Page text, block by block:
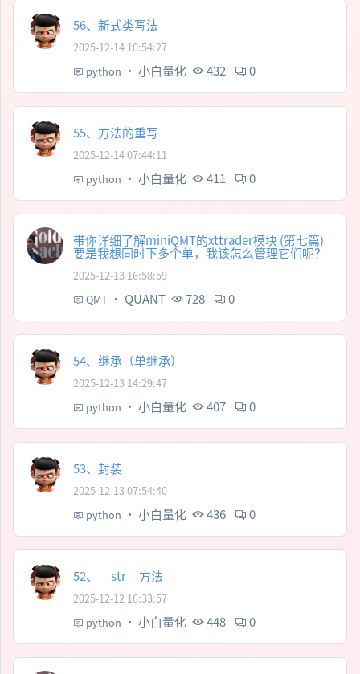
56、新式类写法
2025-12-14 10:54:27
python · 小白量化 432 0
55、方法的重写
2025-12-14 07:44:11
python · 小白量化 411 0
带你详细了解miniQMT的xttrader模块 (第七篇)
要是我想同时下多个单，我该怎么管理它们呢？
2025-12-13 16:58:59
QMT · QUANT 728 0
54、继承（单继承）
2025-12-13 14:29:47
python · 小白量化 407 0
53、封装
2025-12-13 07:54:40
python · 小白量化 436 0
52、__str__方法
2025-12-12 16:33:57
python · 小白量化 448 0